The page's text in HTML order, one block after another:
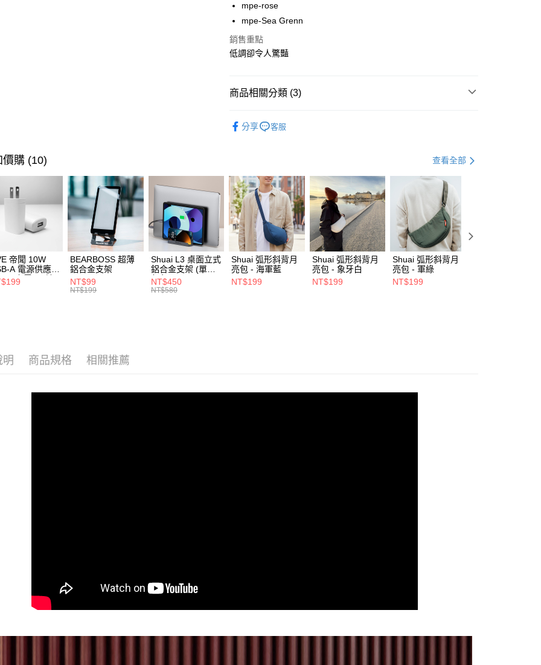
相關說明
【大哥付你分期使用說明】
1.本服務由台灣大哥大提供，台灣大哥大用戶可立即使用無須另外申請。
流程，驗證手機門號後，選擇欲分期的期數、繳款截止日，確認付款後即
4.訂單成立30分鐘內，如未前往確認交易或遇審核未通過，訂單將自動取
【繳款方式說明】
1.分期款項不併入電信帳單，「大哥付你分期」於每月結算日後寄送繳費提
2.透過簡訊連結打開帳單後，可選擇「超商條碼／台灣大直營門市／銀行轉
【注意事項】
1.本服務係由「台灣大哥大股份有限公司」（以下簡稱本公司）所提供，讓
用戶於交易時，得透過本服務購買商品或服務，並由商店將買賣／分期付
款買賣價金債權讓與本公司後，依約使用本公司帳單繳交帳款。
2.基於同意付款使用「大哥付你分期」之契約關係目的，商店將以您的個人
資料（包含姓名、電話或地址）提供予台灣大哥大進項蒐集、處理及利
用，由本公司與您本人進行分期帳單所需資料之確認、核對及更正。
3.完整用戶服務條款，請詳閱以下連結：https://oppay.tw/userRule
ATM付款
貨到付款
運送方式
每筆NT$100，滿NT$1,000(含以上)免運費
離島郵局
每筆NT$100，滿NT$1,500(含以上)免運費
付款後門市自取
免運費
貨到付款
mpe-rose
mpe-Sea Grenn
銷售重點
低調卻令人驚豔
商品相關分類 (3)
分享 客服
價購 (10) 查看全部
帝聞 10W
A 電源供應器
充電頭 (適
讀器、小電流
BEARBOSS 超薄
鋁合金支架
NT$99
NT$199
Shuai L3 桌面立式
鋁合金支架 (單夾 /
灰色)
NT$450
NT$580
Shuai 弧形斜背月
亮包 - 海軍藍
NT$199
Shuai 弧形斜背月
亮包 - 象牙白
NT$199
Shuai 弧形斜背月
亮包 - 軍綠
NT$199
明 商品規格 相關推薦